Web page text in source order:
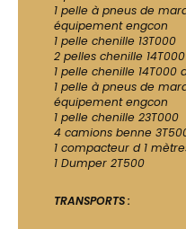
1 pelle à pneus de
équipement engcon
1 pelle chenille 13T000
2 pelles chenille
1 pelle chenille 14T000
1 pelle à pneus de
équipement engcon
1 pelle chenille 23T000
4 camions benne
1 compacteur d 1
1 Dumper 2T500
TRANSPORTS :